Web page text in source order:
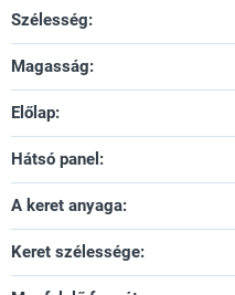
Szélesség:
Magasság:
Előlap:
Hátsó panel :
A keret anyaga:
Keret szélessége: